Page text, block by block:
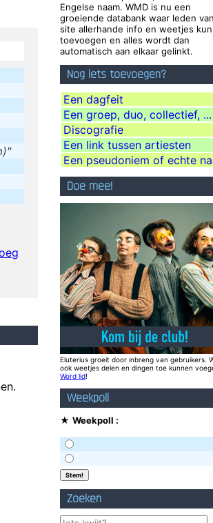
Chaos is a friend of mine.~ Bob
and wears makeup. How original.~ Alice
transmuting emotion into music..~ Carlos
and there were so many fantastic singles
or disapproval that means anything.~
Over The Summer Like Liquid Night ~ Jim
A Reflection Of What I Go Through~ Lenny
I Feel That When You Do That To Me
~ Michael
Engelse naam. WMD is nu een
groeiende databank waar leden
site allerhande info en weetjes
toevoegen en alles wordt dan
automatisch aan elkaar gelinkt.
Nog iets toevoegen?
Een dagfeit
Een groep, duo, collectief, ...
Discografie
Een link tussen artiesten
Een pseudoniem of echte
Doe mee!
Eluterius groeit door inbreng van gebruikers.
ook weetjes delen en dingen toe kunnen
Word lid!
Weekpoll
★ Weekpoll :
Zoeken